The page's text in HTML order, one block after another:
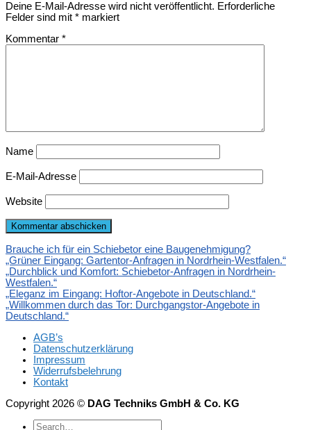
Deine E-Mail-Adresse wird nicht veröffentlicht. Erforderliche
Felder sind mit * markiert
Kommentar *
Name
E-Mail-Adresse
Website
Brauche ich für ein Schiebetor eine Baugenehmigung?
„Grüner Eingang: Gartentor-Anfragen in Nordrhein-Westfalen.“
„Durchblick und Komfort: Schiebetor-Anfragen in Nordrhein-
Westfalen.“
„Eleganz im Eingang: Hoftor-Angebote in Deutschland.“
„Willkommen durch das Tor: Durchgangstor-Angebote in
Deutschland.“
AGB’s
Datenschutzerklärung
Impressum
Widerrufsbelehrung
Kontakt
Copyright 2026 © DAG Techniks GmbH & Co. KG